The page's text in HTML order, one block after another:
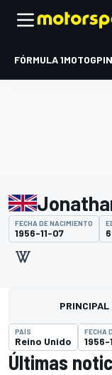
FÓRMULA 1MOTOGP
FECHA DE NACIMIENTO
1956-11-07
PRINCIPAL
PAÍS
Reino Unido
FECHA
1956-
Últimas